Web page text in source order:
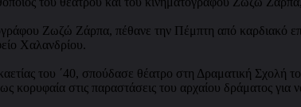
Ζωζώ Ζάρπα, πέθανε την Πέμπτη από καρδιακό
Χαλανδρίου.
του ΄40, σπούδασε θέατρο στη Δραματική Σχολή
κορυφαία στις παραστάσεις του αρχαίου δράματος